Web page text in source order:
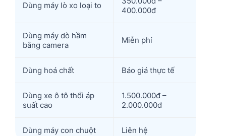
Dùng máy lò xo loại to
400.000đ
Dùng máy dò hầm
bằng camera
Miễn phí
Dùng hoá chất Báo giá thực tế
Dùng xe ô tô thổi áp
suất cao
1.500.000đ –
2.000.000đ
Dùng máy con chuột Liên hệ